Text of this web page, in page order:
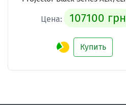
Цена: 107100 грн
Купить